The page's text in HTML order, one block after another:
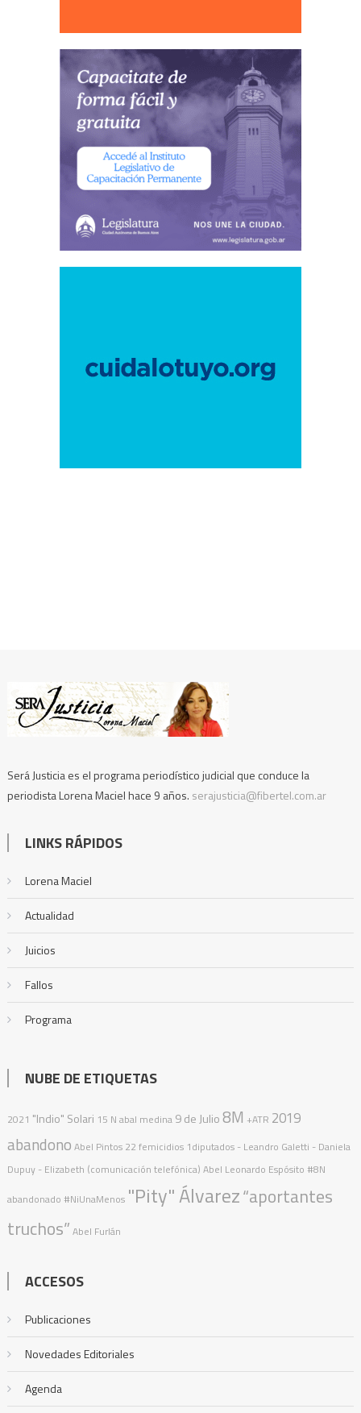
Será Justicia es el programa periodístico judicial que conduce la
periodista Lorena Maciel hace 9 años. serajusticia@fibertel.com.ar
LINKS RÁPIDOS
Lorena Maciel
Actualidad
Juicios
Fallos
Programa
NUBE DE ETIQUETAS
2021 "Indio" Solari 15 N abal medina 9 de Julio8M +ATR 2019
abandono Abel Pintos 22 femicidios 1diputados - Leandro Galetti - Daniela
Dupuy - Elizabeth (comunicación telefónica) Abel Leonardo Espósito #8N
abandonado #NiUnaMenos "Pity" Álvarez“aportantes
truchos” Abel Furlán
ACCESOS
Publicaciones
Novedades Editoriales
Agenda